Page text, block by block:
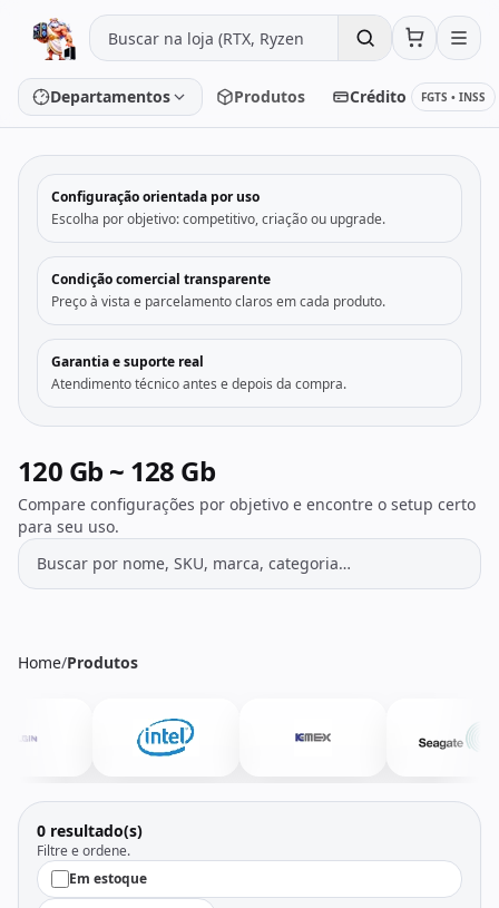
Pular para o conteúdo
Departamentos
Placa de vídeo
Placa-mãe Memória
SSD/HD Periféricos
PC Gamer Notebooks
Todos os produtos Seleções
Atendimento
Produtos Crédito FGTS • INSS
‹ ›
Configuração orientada por uso
Escolha por objetivo: competitivo, criação ou upgrade.
Condição comercial transparente
Preço à vista e parcelamento claros em cada produto.
Garantia e suporte real
Atendimento técnico antes e depois da compra.
120 Gb ~ 128 Gb
Compare configurações por objetivo e encontre o setup certo
para seu uso.
Home/Produtos
0 resultado(s)
Filtre e ordene.
Em estoque